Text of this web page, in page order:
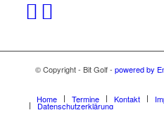
© Copyright - Bit Golf - powered by
Home Termine Kontakt
Datenschutzerklärung